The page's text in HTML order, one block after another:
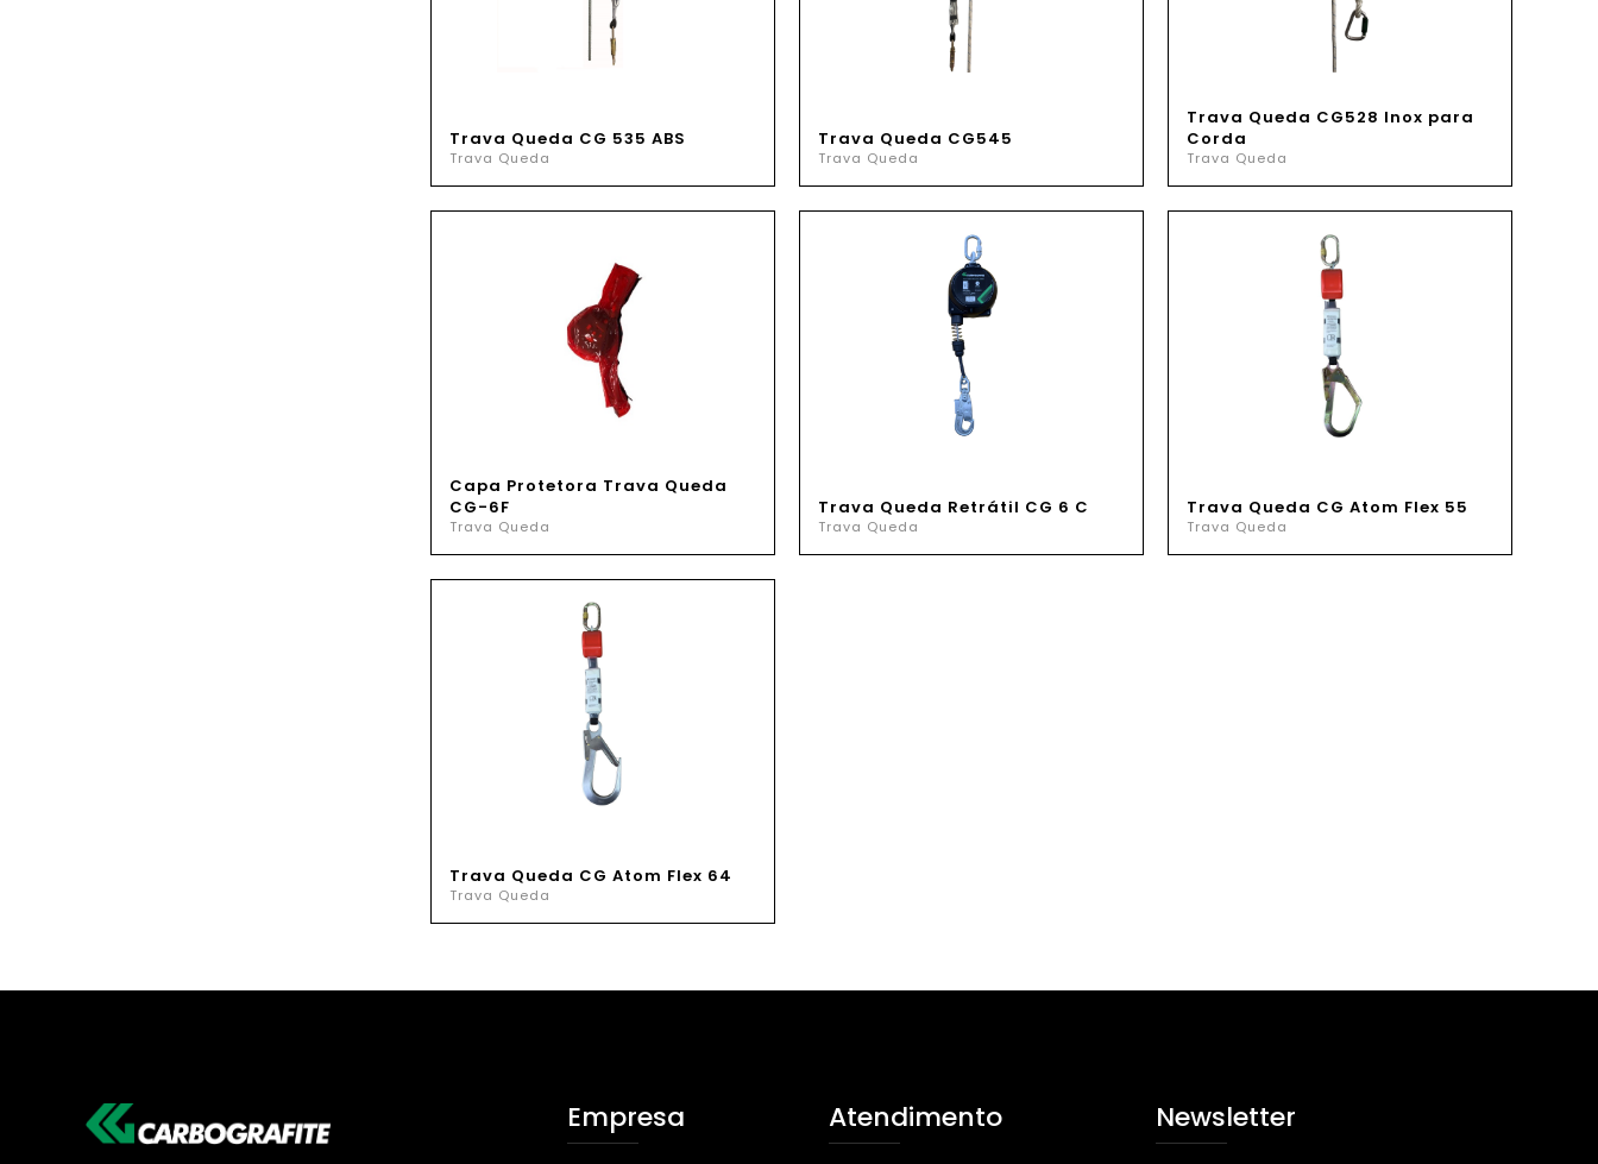
Trava Queda CG 535 ABS
Trava Queda
Trava Queda CG545
Trava Queda
Trava Queda CG528 Inox para
Corda
Trava Queda
Capa Protetora Trava Queda
CG-6F
Trava Queda
Trava Queda Retrátil CG 6 C
Trava Queda
Trava Queda CG Atom Flex 55
Trava Queda
Trava Queda CG Atom Flex 64
Trava Queda
Empresa Atendimento Newsletter